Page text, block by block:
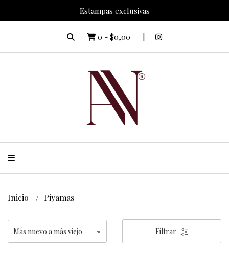
Estampas exclusivas
0 - $0,00
Inicio Piyamas
Filtrar